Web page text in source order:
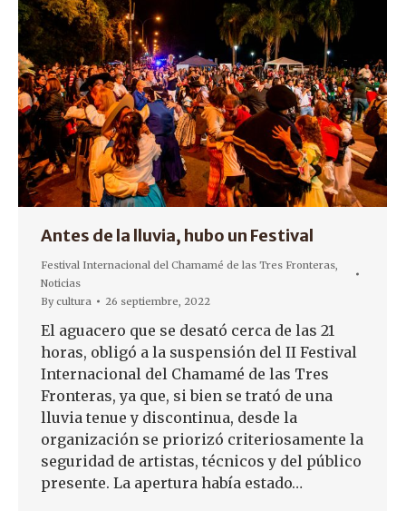
Antes de la lluvia, hubo un Festival
Festival Internacional del Chamamé de las Tres Fronteras,
Noticias
Bycultura 26 septiembre, 2022
El aguacero que se desató cerca de las 21
horas, obligó a la suspensión del II Festival
Internacional del Chamamé de las Tres
Fronteras, ya que, si bien se trató de una
lluvia tenue y discontinua, desde la
organización se priorizó criteriosamente la
seguridad de artistas, técnicos y del público
presente. La apertura había estado…